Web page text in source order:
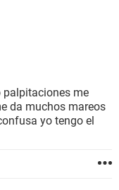
palpitaciones me
da muchos mareos
yo tengo el